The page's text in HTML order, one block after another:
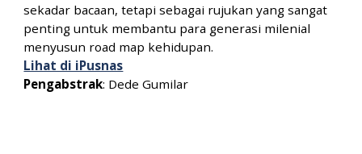
sekadar bacaan, tetapi sebagai rujukan yang sangat
penting untuk membantu para generasi milenial
menyusun road map kehidupan.
Lihat di iPusnas
Pengabstrak: Dede Gumilar